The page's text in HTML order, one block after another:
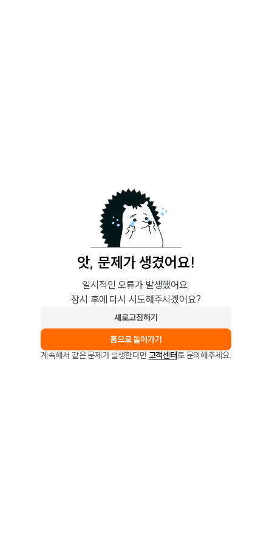
앗, 문제가 생겼어요!
일시적인 오류가 발생했어요.
잠시 후에 다시 시도해주시겠어요?
새로고침하기
홈으로 돌아가기
계속해서 같은 문제가 발생한다면 고객센터로 문의해주세요.